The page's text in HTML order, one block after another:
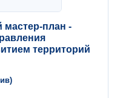
мастер-план -
территорий